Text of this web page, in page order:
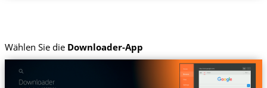
Wählen Sie die Downloader-App